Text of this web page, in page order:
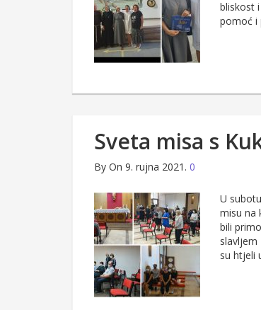
bliskost
pomoć i
Sveta misa s
By On 9. rujna 2021. 0
U
misu na
bili
slavljem
su htjeli